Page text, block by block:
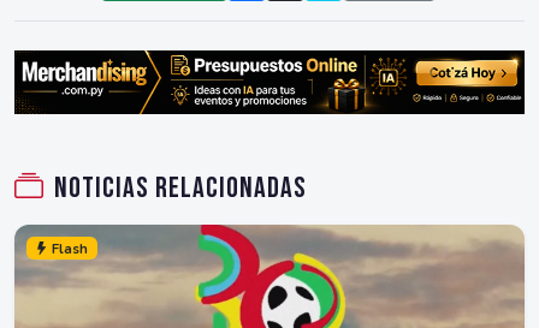
Noticias relacionadas
Flash